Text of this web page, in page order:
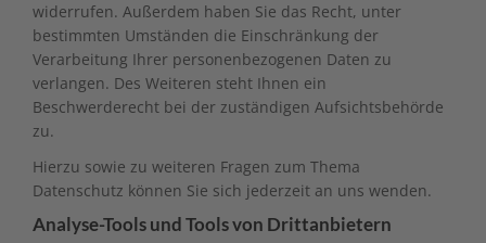
widerrufen. Außerdem haben Sie das Recht, unter
bestimmten Umständen die Einschränkung der
Verarbeitung Ihrer personenbezogenen Daten zu
verlangen. Des Weiteren steht Ihnen ein
Beschwerderecht bei der zuständigen Aufsichtsbehörde
zu.
Hierzu sowie zu weiteren Fragen zum Thema
Datenschutz können Sie sich jederzeit an uns wenden.
Analyse-Tools und Tools von Dritt­anbietern